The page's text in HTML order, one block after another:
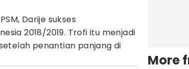
Darije sukses
2018/2019. Trofi itu menjadi
penantian panjang di
More